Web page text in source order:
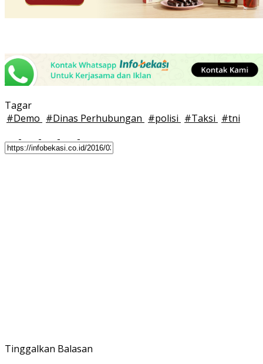
Tagar
#Demo #Dinas Perhubungan #polisi #Taksi #tni
Tinggalkan Balasan